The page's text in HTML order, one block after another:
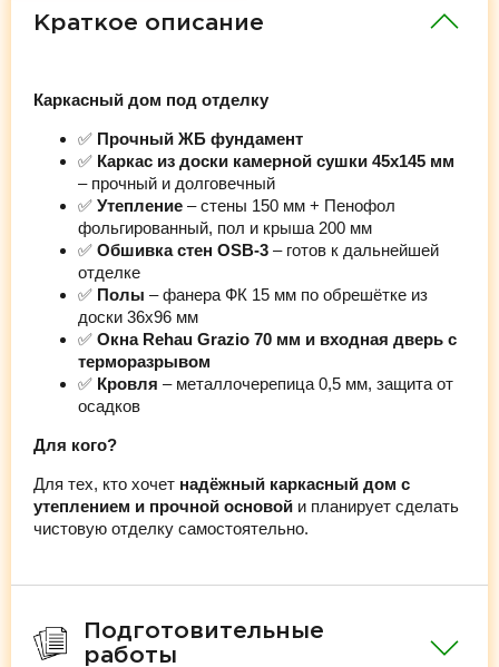
Краткое описание
Каркасный дом под отделку
✅ Прочный ЖБ фундамент
✅ Каркас из доски камерной сушки 45х145 мм
– прочный и долговечный
✅ Утепление – стены 150 мм + Пенофол
фольгированный, пол и крыша 200 мм
✅ Обшивка стен OSB-3 – готов к дальнейшей
отделке
✅ Полы – фанера ФК 15 мм по обрешётке из
доски 36х96 мм
✅ Окна Rehau Grazio 70 мм и входная дверь с
терморазрывом
✅ Кровля – металлочерепица 0,5 мм, защита от
осадков
Для кого?
Для тех, кто хочет надёжный каркасный дом с
утеплением и прочной основой и планирует сделать
чистовую отделку самостоятельно.
Подготовительные
работы